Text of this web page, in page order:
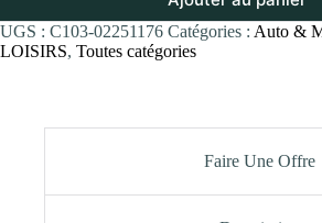
UGS : C103-02251176 Catégories : Auto &
LOISIRS, Toutes catégories
Faire Une Offre